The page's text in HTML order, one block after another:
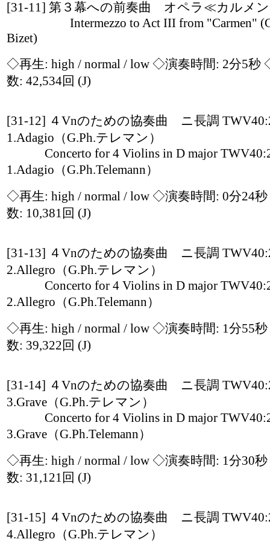
[31-11] 第３幕への前奏曲 オペラ≪カルメ
Intermezzo to Act III from "Carmen"
Bizet)
◇再生: high / normal / low ◇演奏時間: 2分5秒
数: 42,534回 (J)
[31-12] ４Vnのための協奏曲 ニ長調
1.Adagio（G.Ph.テレマン）
Concerto for 4 Violins in D major
1.Adagio（G.Ph.Telemann）
◇再生: high / normal / low ◇演奏時間: 0分24
数: 10,381回 (J)
[31-13] ４Vnのための協奏曲 ニ長調
2.Allegro（G.Ph.テレマン）
Concerto for 4 Violins in D major
2.Allegro（G.Ph.Telemann）
◇再生: high / normal / low ◇演奏時間: 1分55
数: 39,322回 (J)
[31-14] ４Vnのための協奏曲 ニ長調
3.Grave（G.Ph.テレマン）
Concerto for 4 Violins in D major
3.Grave（G.Ph.Telemann）
◇再生: high / normal / low ◇演奏時間: 1分30
数: 31,121回 (J)
[31-15] ４Vnのための協奏曲 ニ長調
4.Allegro（G.Ph.テレマン）